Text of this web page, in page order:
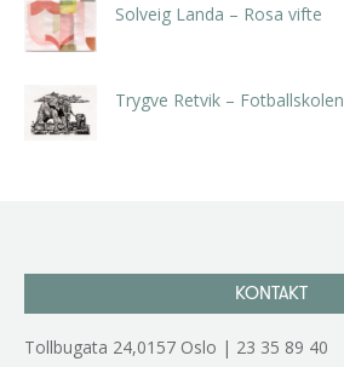
Solveig Landa – Rosa vifte
Trygve Retvik – Fotballskolen
KONTAKT
Tollbugata 24,0157 Oslo | 23 35 89 40